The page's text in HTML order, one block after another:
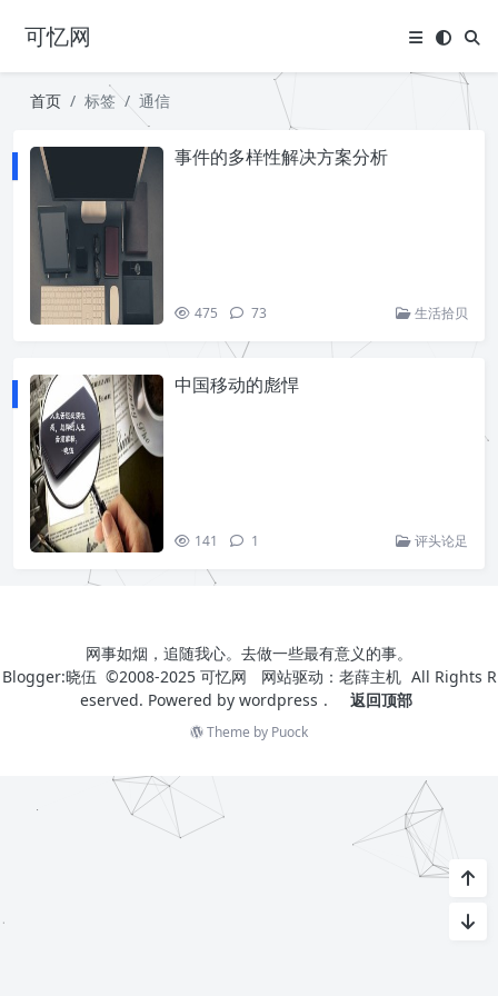
可忆网
首页 标签 通信
事件的多样性解决方案分析
475 73 生活拾贝
中国移动的彪悍
141 1 评头论足
网事如烟，追随我心。去做一些最有意义的事。
Blogger:晓伍 ©2008-2025 可忆网 网站驱动： 老薛主机 All Rights R
eserved. Powered by wordpress . 返回顶部
Theme by Puock